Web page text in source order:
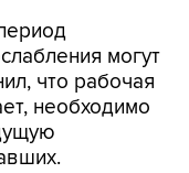
могут
что рабочая
необходимо